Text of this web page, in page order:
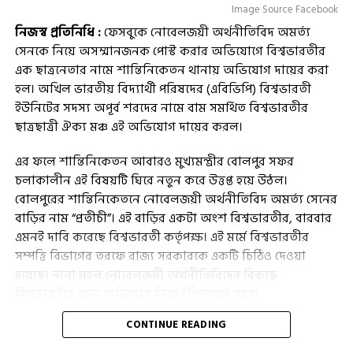
Image Source Facebook
নিজস্ব প্রতিনিধি :ফেসবুকে নোবেলজয়ী অর্থনীতিবিদ অমর্ত্য
সেনকে নিয়ে অসম্মানজনক পোস্ট করার অভিযোগে বিশ্বভারতীর
এক ছাত্রনেতার নামে শান্তিনিকেতন থানায় অভিযোগ দায়ের করা
হল। অখিল ভারতীয় বিদ্যার্থী পরিষদের (এবিভিপি) বিশ্বভারতী
ইউনিটের সদস্য অপূর্ব শরদের নামে বাম সমর্থিত বিশ্বভারতীর
ছাত্রছাত্রী ঐক্য মঞ্চ এই অভিযোগ দায়ের করল।
এর ফলে শান্তিনিকেতন আবারও মুখ্যমন্ত্রীর বোলপুর সফর
চলাকালীন এই বিষয়টি ঘিরে নতুন করে উত্তপ্ত হয়ে উঠল।
বোলপুরের শান্তিনিকেতনে নোবেলজয়ী অর্থনীতিবিদ অমর্ত্য সেনের
বাড়ির নাম “প্রতীচী”। এই বাড়ির একটা অংশ বিশ্বভারতীর, বারবার
এমনই দাবি করেছে বিশ্বভারতী কর্তৃপক্ষ। এই মর্মে বিশ্বভারতীর
সম্পত্তি বিভাগের তরফে রাজ্য সরকারকে একটি চিঠিও দেওয়া
হয়েছে। নানা মহল নোবেলজয়ী অর্থনীতিবিদের বিরুদ্ধে
এরকম পরিস্থিতির মাঝেই ফেসবুকে অমর্ত্য সেনকে নিয়ে
CONTINUE READING